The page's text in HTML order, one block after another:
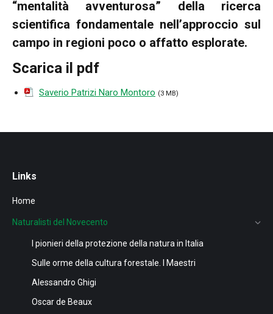
“mentalità avventurosa” della ricerca
scientifica fondamentale nell’approccio sul
campo in regioni poco o affatto esplorate.
Scarica il pdf
Saverio Patrizi Naro Montoro (3 MB)
Links
Home
Naturalisti del Novecento
I pionieri della protezione della natura in Italia
Sulle orme della cultura forestale. I Maestri
Alessandro Ghigi
Oscar de Beaux